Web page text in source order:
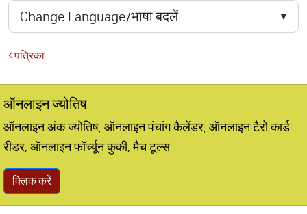
पत्रिका
ऑनलाइन ज्योतिष
ऑनलाइन अंक ज्योतिष, ऑनलाइन पंचांग कैलेंडर, ऑनलाइन टैरो कार्ड
रीडर, ऑनलाइन फॉर्च्यून कुकी, मैच टूल्स
क्लिक करें